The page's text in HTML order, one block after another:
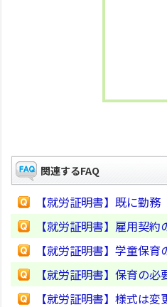
関連するFAQ
【就労証明書】既に勤
【就労証明書】雇用契
【就労証明書】学童保
【就労証明書】保育の
【就労証明書】様式は変